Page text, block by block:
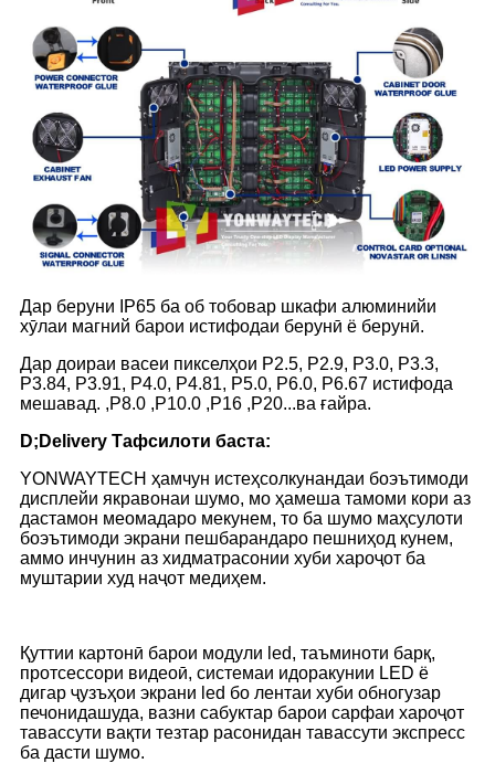
Дар беруни IP65 ба об тобовар шкафи алюминийи
хӯлаи магний барои истифодаи берунӣ ё берунӣ.
Дар доираи васеи пикселҳои P2.5, P2.9, P3.0, P3.3,
P3.84, P3.91, P4.0, P4.81, P5.0, P6.0, P6.67 истифода
мешавад. ,P8.0 ,P10.0 ,P16 ,P20...ва ғайра.
D; Delivery Тафсилоти баста:
YONWAYTECH ҳамчун истеҳсолкунандаи боэътимоди
дисплейи якравонаи шумо, мо ҳамеша тамоми кори аз
дастамон меомадаро мекунем, то ба шумо маҳсулоти
боэътимоди экрани пешбарандаро пешниҳод кунем,
аммо инчунин аз хидматрасонии хуби хароҷот ба
муштарии худ наҷот медиҳем.
Қуттии картонӣ барои модули led, таъминоти барқ,
протсессори видеоӣ, системаи идоракунии LED ё
дигар ҷузъҳои экрани led бо лентаи хуби обногузар
печонидашуда, вазни сабуктар барои сарфаи хароҷот
тавассути вақти тезтар расонидан тавассути экспресс
ба дасти шумо.